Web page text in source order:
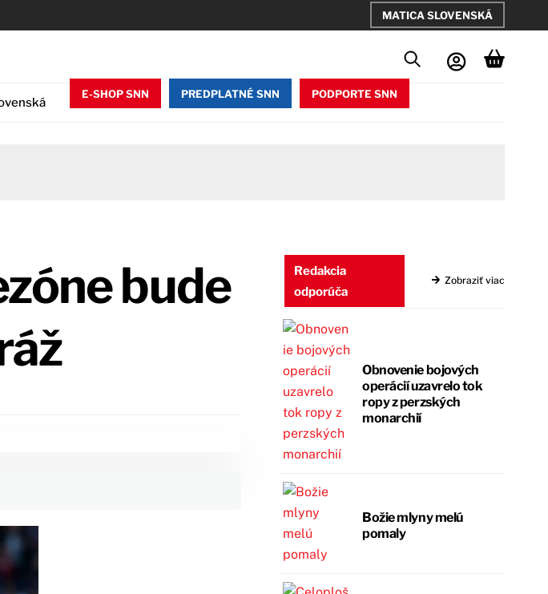
MATICA SLOVENSKÁ
E-SHOP SNN PREDPLATNÉ SNN PODPORTE SNN
bude
Redakcia
odporúča
Zobraziť viac
Obnovenie bojových
operácií uzavrelo tok
ropy z perzských
monarchií
Božie mlyny melú
pomaly